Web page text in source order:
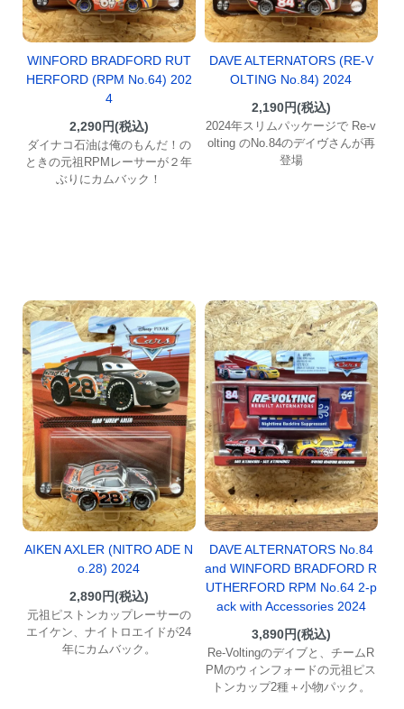
WINFORD BRADFORD RUT
HERFORD (RPM No.64) 202
4
2,290円(税込)
ダイナコ石油は俺のもんだ！の
ときの元祖RPMレーサーが２年
ぶりにカムバック！
DAVE ALTERNATORS (RE-V
OLTING No.84) 2024
2,190円(税込)
2024年スリムパッケージで Re-v
olting のNo.84のデイヴさんが再
登場
AIKEN AXLER (NITRO ADE N
o.28) 2024
2,890円(税込)
元祖ピストンカップレーサーの
エイケン、ナイトロエイドが24
年にカムバック。
DAVE ALTERNATORS No.84
and WINFORD BRADFORD R
UTHERFORD RPM No.64 2-p
ack with Accessories 2024
3,890円(税込)
Re-Voltingのデイブと、チームR
PMのウィンフォードの元祖ピス
トンカップ2種＋小物パック。